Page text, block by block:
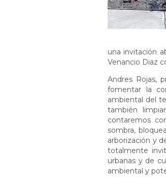
una invitación
Venancio Diaz
Andres Rojas,
fomentar la
ambiental del
también
contaremos
sombra,
arborización y
totalmente
urbanas y de
ambiental y